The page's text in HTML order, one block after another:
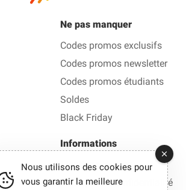
Ne pas manquer
Codes promos exclusifs
Codes promos newsletter
Codes promos étudiants
Soldes
Black Friday
(FAQ)
Informations
Mentions légales
Politique de confidentialité
Nous utilisons des cookies pour
vous garantir la meilleure